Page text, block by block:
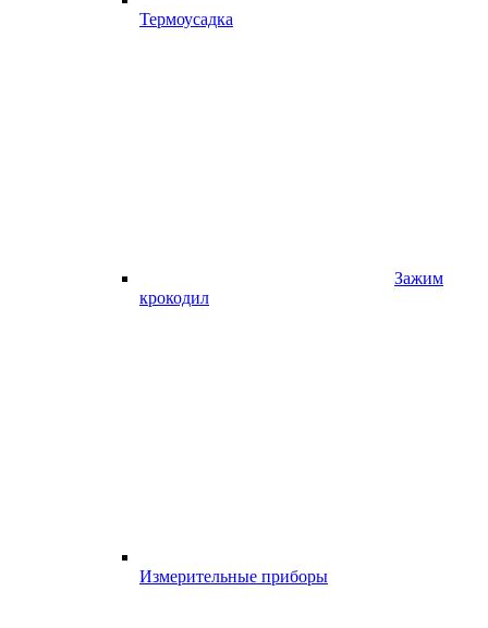
Термоусадка
Зажим
крокодил
Измерительные приборы